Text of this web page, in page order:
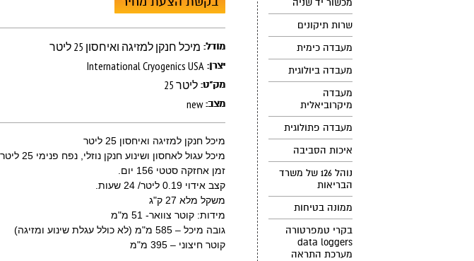
שרות תיקונים
מעבדה כימית
מעבדה ביולוגית
מעבדה
מיקרוביאלית
מעבדה פתולוגית
איכות הסביבה
נוהל 126 של משרד
הבריאות
ממונה בטיחות
בקרי טמפרטורה
data loggers
מערכת התראה
מודל: מיכל חנקן למזיגה ואיחסון 25 ליטר
יצרן: International Cryogenics USA
מק"ט: 25 ליטר
מצב: new
מיכל חנקן למזיגה ואיחסון 25 ליטר
מיכל עגול לאחסון ושינוע חנקן נוזלי, נפח פנימי 25 ליטר
זמן אחזקה סטטי 156 יום.
קצב אידוי 0.19 ליטר/ 24 שעות.
משקל מלא 27 ק"ג
מידות: קוטר צוואר- 51 מ"מ
גובה מיכל – 585 מ"מ (לא כולל עגלת שינוע ומזיגה)
קוטר חיצוני – 395 מ"מ